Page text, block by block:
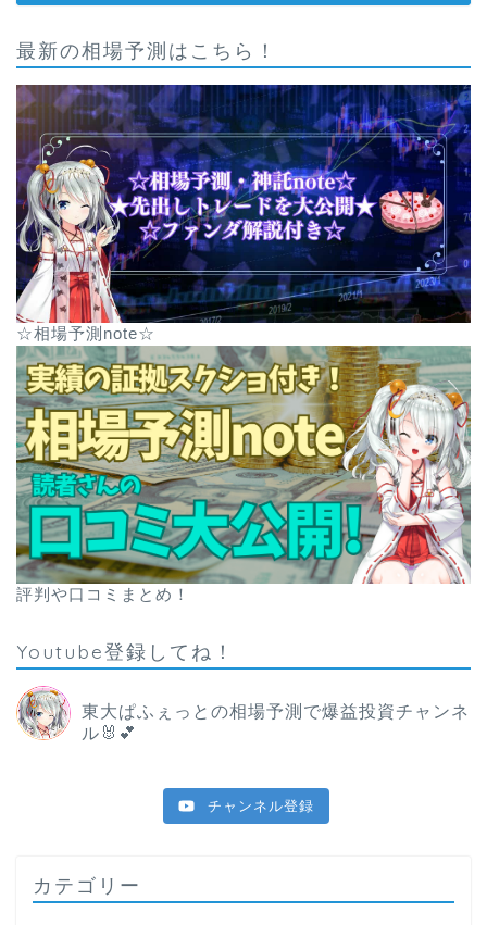
最新の相場予測はこちら！
☆相場予測note☆
評判や口コミまとめ！
Youtube登録してね！
東大ぱふぇっとの相場予測で爆益投資チャンネ
ル🐰💕
チャンネル登録
カテゴリー